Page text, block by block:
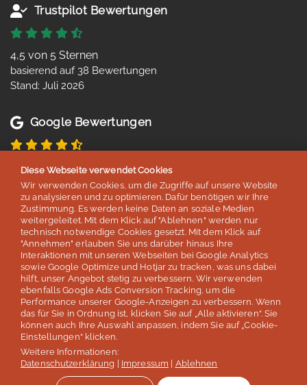
Trustpilot Bewertungen
4,5 von 5 Sternen
basierend auf 38 Bewertungen
Stand: Juli 2026
Google Bewertungen
4,8 von 5 Sternen
basierend auf 254 Bewertungen
Stand: Juli 2026
Top 5
der deutschen Sprachreisenveranstalter
laut Studie „Berufliche Weiterbildung 2026” des SZ Instituts
derSüddeutschen Zeitung
Mehr erfahren
Diese Webseite verwendet Cookies
Wir verwenden Cookies, um die Zugriffe auf unsere Website
zu analysieren und zu optimieren. Dafür benötigen wir Ihre
Zustimmung. Es werden keine Daten an soziale Medien
weitergeleitet. Mit dem Klick auf "Ablehnen" werden nur
technisch notwendige Cookies gesetzt. Mit dem Klick auf
"Annehmen" erlauben Sie uns darüber hinaus Ihre
Interaktionen mit unseren Webseiten bei Google Analytics
sowie Google Optimize und Hotjar zu tracken, was uns dabei
hilft, unser Angebot stetig zu verbessern. Wir verwenden
ebenfalls Google Ads Conversion Tracking, um die
Performance unserer Google-Anzeigen zu verbessern. Wenn
das für Sie in Ordnung ist, klicken Sie auf „Alle aktivieren“. Sie
können auch Ihre Auswahl anpassen, indem Sie auf „Cookie-
Einstellungen“ klicken.
Weitere Informationen:
Datenschutzerklärung
Impressum Ablehnen